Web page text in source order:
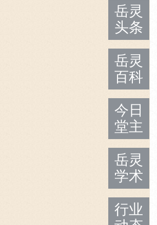
岳灵
头条
岳灵
百科
今日
堂主
岳灵
学术
行业